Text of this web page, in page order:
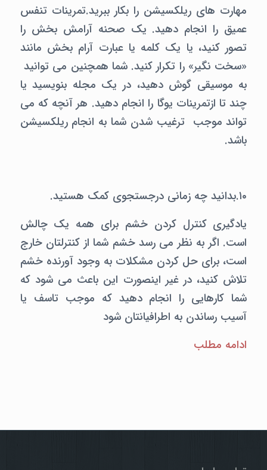
مهارت های ریلکسیشن را بکار ببرید.تمرینات تنفس
عمیق را انجام دهید. یک صحنه آرامش بخش را
تصور کنید، یا یک کلمه یا عبارت آرام بخش مانند
«سخت نگیر» را تکرار کنید. شما همچنین می توانید
به موسیقی گوش دهید، در یک مجله بنویسید یا
چند تا ازتمرینات یوگا را انجام دهید. هر آنچه که می
تواند موجب ترغیب شدن شما به انجام ریلکسیشن
باشد.
۱۰.بدانید چه زمانی درجستجوی کمک هستید.
یادگیری کنترل کردن خشم برای همه یک چالش
است. اگر به نظر می رسد خشم شما از کنترلتان خارج
است، برای حل کردن مشکلات به وجود آورنده خشم
تلاش کنید، در غیر اینصورت این باعث می شود که
شما کارهایی را انجام دهید که موجب تاسف یا
آسیب رساندن به اطرافیانتان شود
ادامه مطلب